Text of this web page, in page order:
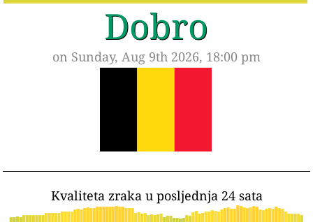
Dobro
on Sunday, Aug 9th 2026, 18:00 pm
Kvaliteta zraka u posljednja 24 sata